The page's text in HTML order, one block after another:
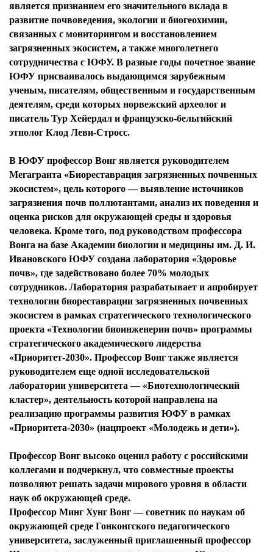
является признанием его значительного вклада в
развитие почвоведения, экологии и биогеохимии,
связанных с мониторингом и восстановлением
загрязненных экосистем, а также многолетнего
сотрудничества с ЮФУ. В разные годы почетное звание
ЮФУ присваивалось выдающимся зарубежным
ученым, писателям, общественным и государственным
деятелям, среди которых норвежский археолог и
писатель Тур Хейердал и французско-бельгийский
этнолог Клод Леви-Стросс.
В ЮФУ профессор Вонг является руководителем
Мегагранта «Биореставрация загрязненных почвенных
экосистем», цель которого — выявление источников
загрязнения почв поллютантами, анализ их поведения и
оценка рисков для окружающей среды и здоровья
человека. Кроме того, под руководством профессора
Вонга на базе Академии биологии и медицины им. Д. И.
Ивановского ЮФУ создана лаборатория «Здоровье
почв», где задействовано более 70% молодых
сотрудников. Лаборатория разрабатывает и апробирует
технологии биореставрации загрязненных почвенных
экосистем в рамках стратегического технологического
проекта «Технологии биоинженерии почв» программы
стратегического академического лидерства
«Приоритет-2030». Профессор Вонг также является
руководителем еще одной исследовательской
лаборатории университета — «Биотехнологический
кластер», деятельность которой направлена на
реализацию программы развития ЮФУ в рамках
«Приоритета-2030» (нацпроект «Молодежь и дети»).
Профессор Вонг высоко оценил работу с российскими
коллегами и подчеркнул, что совместные проекты
позволяют решать задачи мирового уровня в области
наук об окружающей среде.
Профессор Минг Хунг Вонг — советник по наукам об
окружающей среде Гонконгского педагогического
университета, заслуженный приглашенный профессор